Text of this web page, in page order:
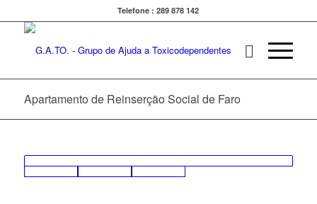
Telefone : 289 878 142
Apartamento de Reinserção Social de Faro